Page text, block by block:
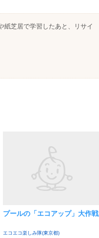
紙芝居で学習したあと、リサイ
プールの「エコアップ」大作戦
エコエコ楽しみ隊(東京都)